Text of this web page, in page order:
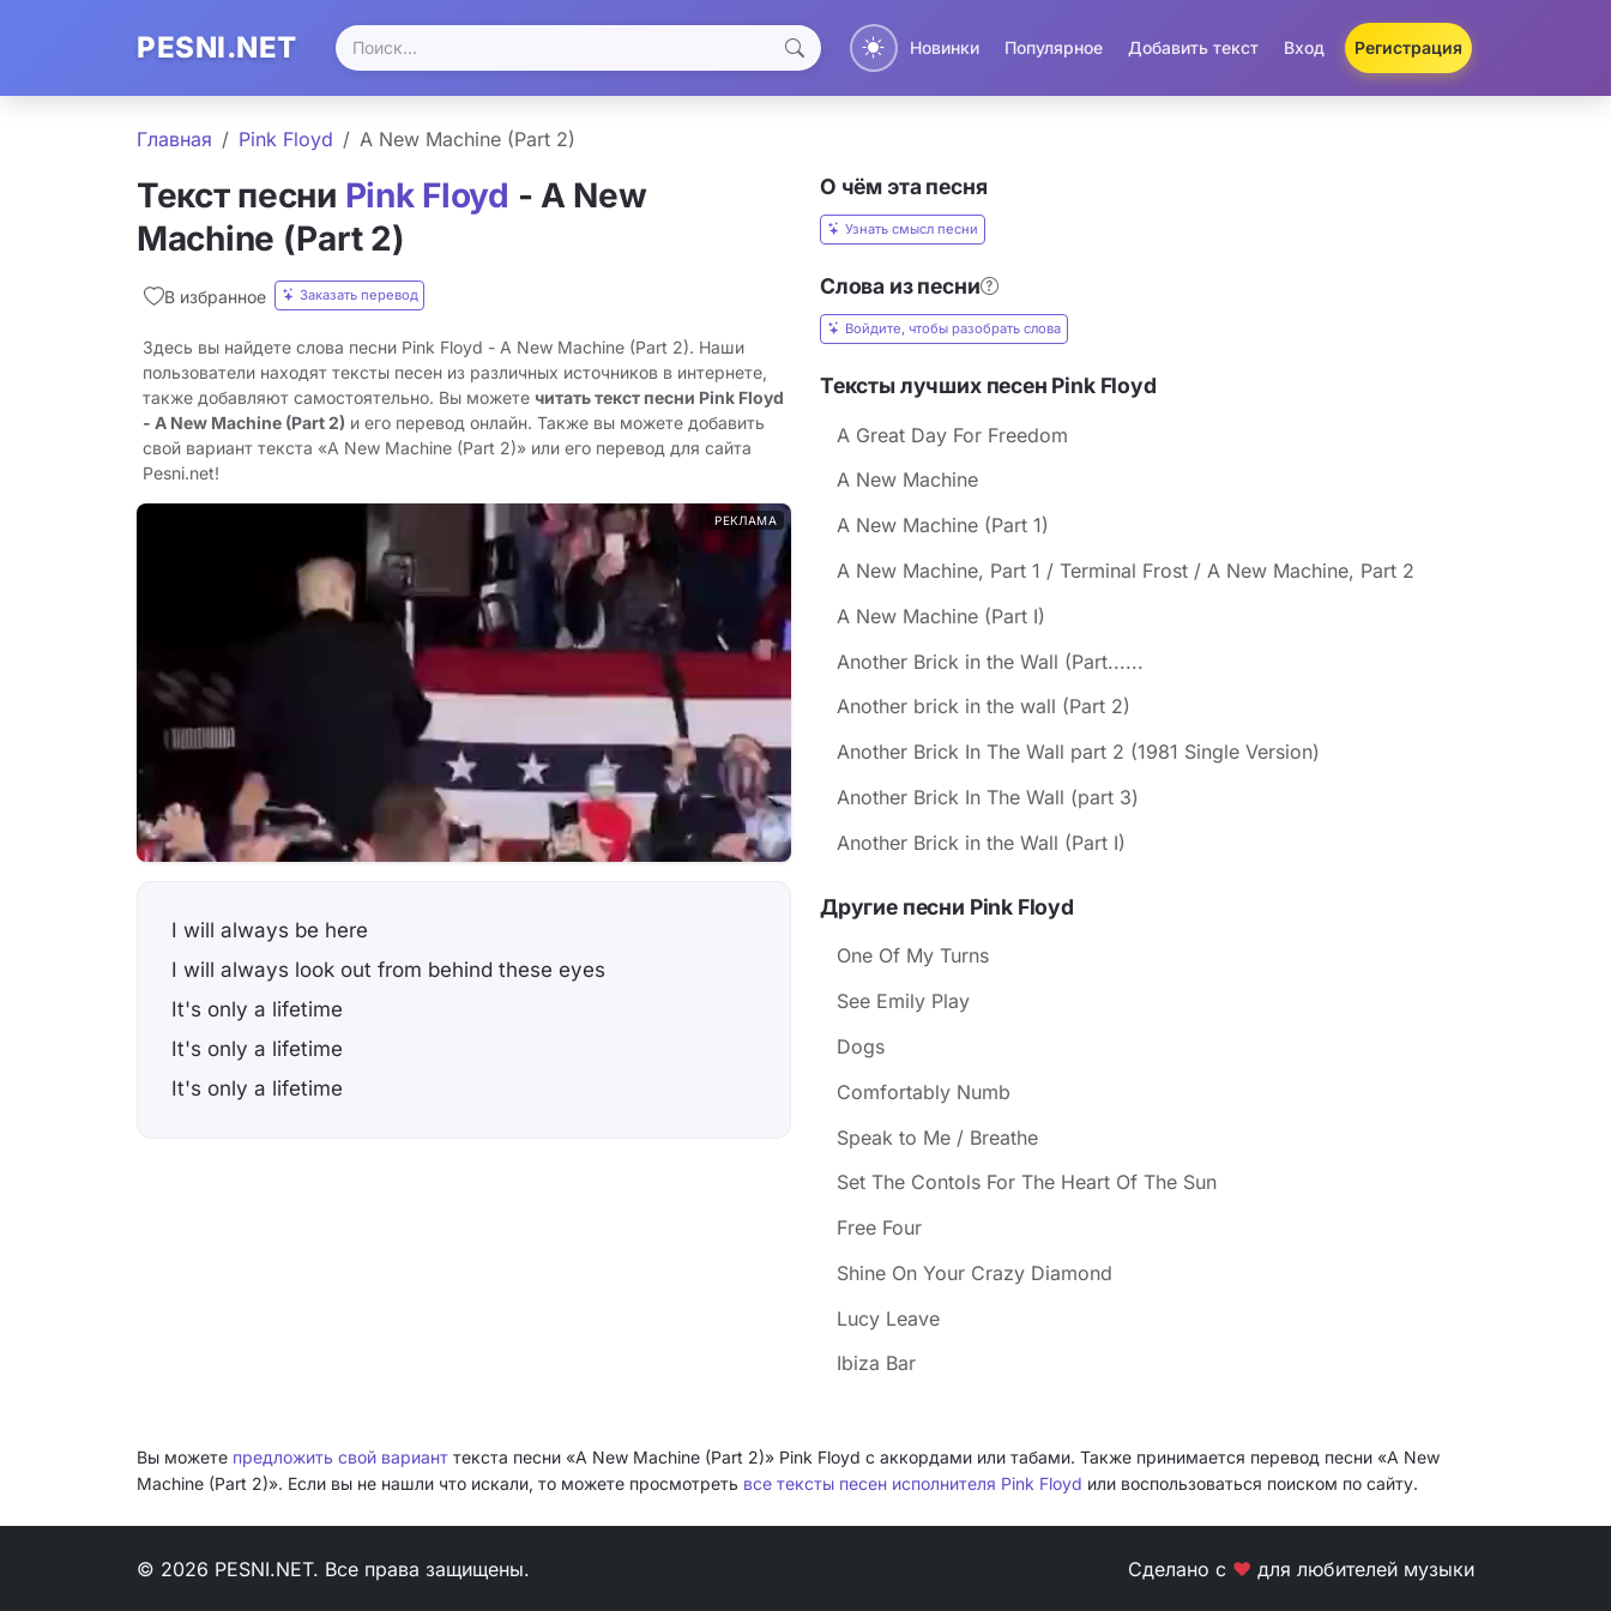
PESNI.NET Новинки Популярное Добавить текст Вход Регистрация
Главная Pink Floyd A New Machine (Part 2)
Текст песни Pink Floyd - A New
Machine (Part 2)
В избранное Заказать перевод
Здесь вы найдете слова песни Pink Floyd - A New Machine (Part 2). Наши
пользователи находят тексты песен из различных источников в интернете,
также добавляют самостоятельно. Вы можете читать текст песни Pink Floyd
- A New Machine (Part 2) и его перевод онлайн. Также вы можете добавить
свой вариант текста «A New Machine (Part 2)» или его перевод для сайта
Pesni.net!
РЕКЛАМА
I will always be here
I will always look out from behind these eyes
It's only a lifetime
It's only a lifetime
It's only a lifetime
О чём эта песня
Узнать смысл песни
Слова из песни
Войдите, чтобы разобрать слова
Тексты лучших песен Pink Floyd
A Great Day For Freedom
A New Machine
A New Machine (Part 1)
A New Machine, Part 1 / Terminal Frost / A New Machine, Part 2
A New Machine (Part I)
Another Brick in the Wall (Part......
Another brick in the wall (Part 2)
Another Brick In The Wall part 2 (1981 Single Version)
Another Brick In The Wall (part 3)
Another Brick in the Wall (Part I)
Другие песни Pink Floyd
One Of My Turns
See Emily Play
Dogs
Comfortably Numb
Speak to Me / Breathe
Set The Contols For The Heart Of The Sun
Free Four
Shine On Your Crazy Diamond
Lucy Leave
Ibiza Bar
Вы можете предложить свой вариант текста песни «A New Machine (Part 2)» Pink Floyd с аккордами или табами. Также принимается перевод песни «A New
Machine (Part 2)». Если вы не нашли что искали, то можете просмотреть все тексты песен исполнителя Pink Floyd или воспользоваться поиском по сайту.
© 2026 PESNI.NET. Все права защищены. Сделано с ❤ для любителей музыки